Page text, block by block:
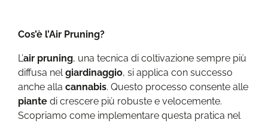
Cos’è l’Air Pruning?
L’air pruning, una tecnica di coltivazione sempre più
diffusa nelgiardinaggio, si applica con successo
anche alla cannabis. Questo processo consente alle
piante di crescere più robuste e velocemente.
Scopriamo come implementare questa pratica nel